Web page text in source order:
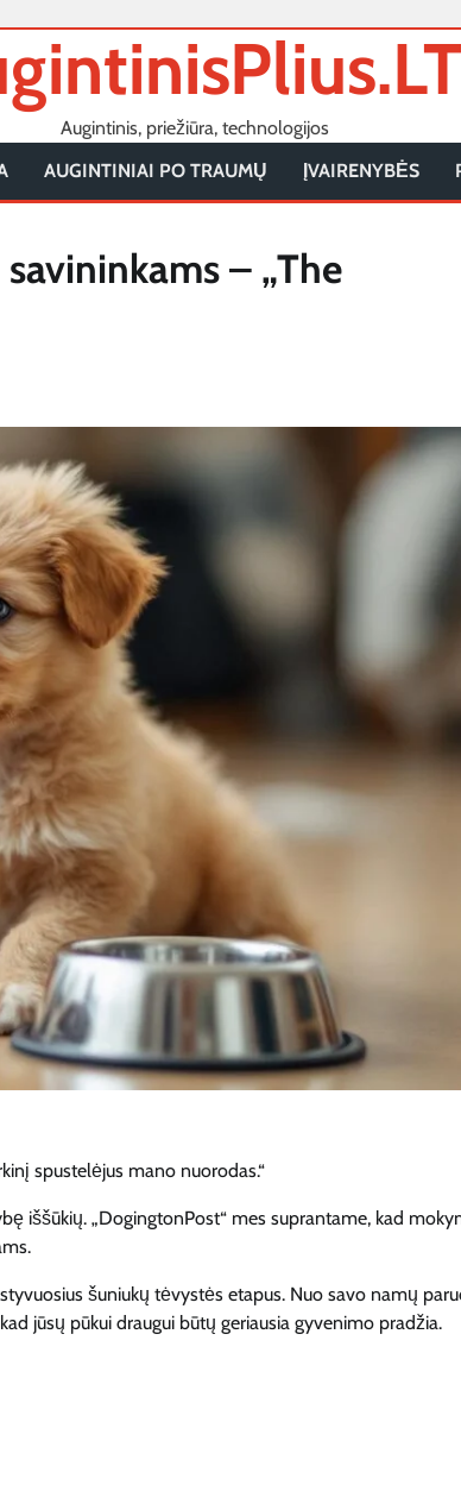
Augintinis, priežiūra, technologijos
AUGINTINIAI PO TRAUMŲ ĮVAIRENYBĖS
– „The
spustelėjus mano nuorodas.“
iššūkių. „DogingtonPost“ mes suprantame, kad
šuniukų tėvystės etapus. Nuo savo namų
jūsų pūkui draugui būtų geriausia gyvenimo pradžia.